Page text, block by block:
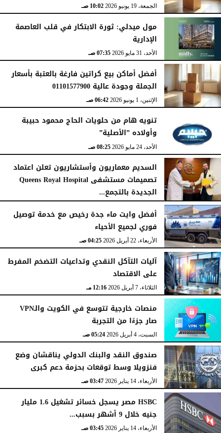
الجمعة، 19 يونيو 2026 10:02 صـ
مول ميدلي: ثورة الابتكار في قلب العاصمة
الإدارية
الأحد، 31 مايو 2026 07:35 صـ
أفضل أماكن بيع كراتين فارغة بالعتبة بأسعار
الجملة وجودة عالية 01101577900
الإثنين، 1 يونيو 2026 06:42 صـ
تنويه هام من حلويات الحاج محمود حبيبة
وأولاده ”الأصلية”
الأحد، 24 مايو 2026 08:25 صـ
السديم معماريون وأستشاريون تعلن اعتماد
تصميمات مستشفى Queens Royal Hospital
الجديدة بالتجمع...
الأحد، 10 مايو 2026 08:40 صـ
أفضل وايت ماء جدة رخيص مع خدمة توصيل
فوري لجميع الأحياء
الأربعاء، 22 أبريل 2026 04:25 صـ
آليات التآكل النقدي وتداعيات التضخم المفرط
على الاقتصاد
الثلاثاء، 7 أبريل 2026 12:16 مـ
منصات خارجية تتوسع في الكويت والـVPN
صار جزءًا من التجربة
السبت، 4 أبريل 2026 05:24 صـ
صندوق النقد والبنك الدولي يناقشان وضع
فنزويلا وسط توقعات بحزمة دعم كبرى
الأربعاء، 14 يناير 2026 03:47 صـ
HSBC مصر يسجل خسائر تشغيل 1.6 مليار
جنيه خلال 9 أشهر بسبب...
الأربعاء، 14 يناير 2026 03:45 صـ